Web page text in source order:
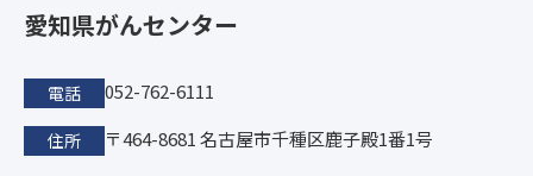
愛知県がんセンター
電話 052-762-6111
住所 〒464-8681 名古屋市千種区鹿子殿1番1号